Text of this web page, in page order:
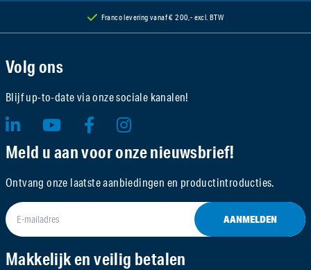
Franco levering vanaf € 200,- excl. BTW
Volg ons
Blijf up-to-date via onze sociale kanalen!
Meld u aan voor onze nieuwsbrief!
Ontvang onze laatste aanbiedingen en productintroducties.
AANMELDEN
Makkelijk en veilig betalen